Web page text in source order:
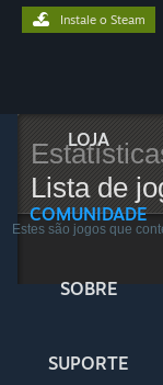
LOJA
COMUNIDADE
SOBRE
SUPORTE
Instale o Steam
Lista de
Estes são jogos que